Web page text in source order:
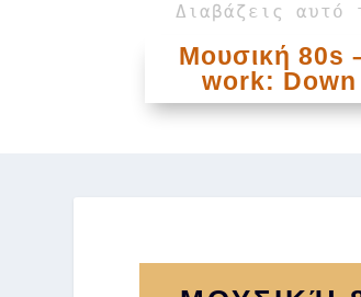
Διαβάζεις αυτό
Μουσική 80s
work: